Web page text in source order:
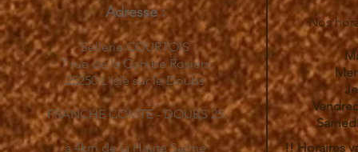
Adresse :
Sellerie COURTOIS
7 rue de la Combe Rosiers
25250 L'isle sur le Doubs
FRANCHE COMTE - DOUBS 25
à 4km de la Haute Saône
Nos
!! ​Horaires